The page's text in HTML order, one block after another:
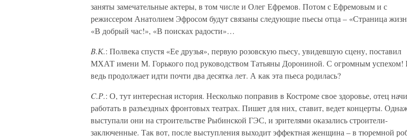
заняты замечательные актеры, в том числе и Олег Ефремов. Потом с Ефремовым и с
режиссером Анатолием Эфросом будут связаны следующие пьесы отца – «Страница
«В добрый час!», «В поисках радости»…
B.К.: Полвека спустя «Ее друзья», первую розовскую пьесу, увидевшую сцену, поставил
МХАТ имени М. Горького под руководством Татьяны Дорониной. С огромным успехом!
ведь продолжает идти почти два десятка лет. А как эта пьеса родилась?
C.Р.: О, тут интересная история. Несколько поправив в Костроме свое здоровье, отец
работать в разъездных фронтовых театрах. Пишет для них, ставит, ведет концерты.
выступали они на строительстве Рыбинской ГЭС, и зрителями оказались строители-
заключенные. Так вот, после выступления выходит эффектная женщина – в тюремной